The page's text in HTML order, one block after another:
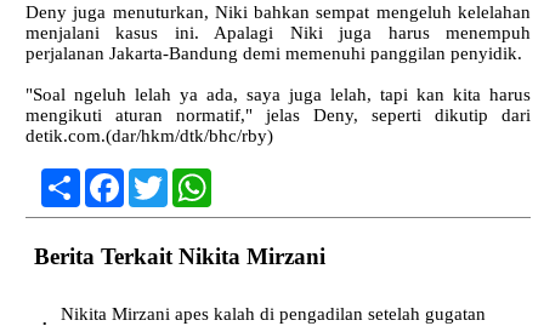
Deny juga menuturkan, Niki bahkan sempat mengeluh kelelahan
menjalani kasus ini. Apalagi Niki juga harus menempuh
perjalanan Jakarta-Bandung demi memenuhi panggilan penyidik.
"Soal ngeluh lelah ya ada, saya juga lelah, tapi kan kita harus
mengikuti aturan normatif," jelas Deny, seperti dikutip dari
detik.com.(dar/hkm/dtk/bhc/rby)
ShareFacebook
TwitterWhatsApp
Berita Terkait Nikita Mirzani
Nikita Mirzani apes kalah di pengadilan setelah gugatan